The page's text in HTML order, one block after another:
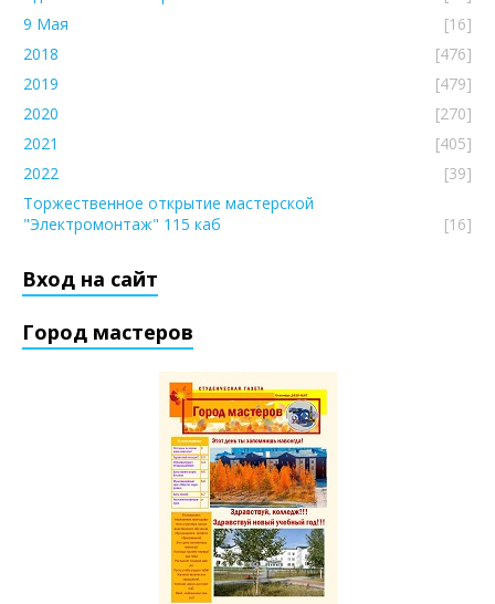
9 Мая
[16]
2018
[476]
2019
[479]
2020
[270]
2021
[405]
2022
[39]
Торжественное открытие мастерской
"Электромонтаж" 115 каб
[16]
Вход на сайт
Город мастеров